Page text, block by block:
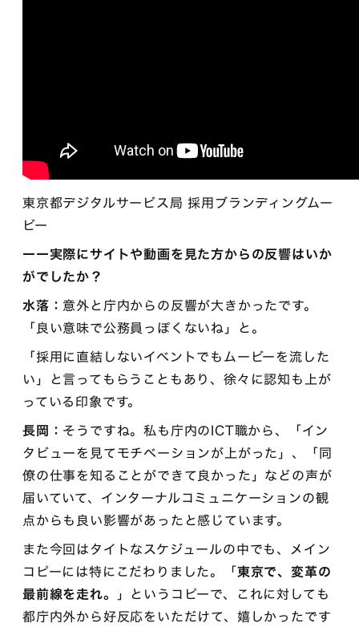
東京都デジタルサービス局 採用ブランディングムー
ビー
ーー実際にサイトや動画を見た方からの反響はいか
がでしたか？
水落： 意外と庁内からの反響が大きかったです。
「良い意味で公務員っぽくないね」と。
「採用に直結しないイベントでもムービーを流した
い」と言ってもらうこともあり、徐々に認知も上が
っている印象です。
長岡： そうですね。私も庁内のICT職から、「イン
タビューを見てモチベーションが上がった」、「同
僚の仕事を知ることができて良かった」などの声が
届いていて、インターナルコミュニケーションの観
点からも良い影響があったと感じています。
また今回はタイトなスケジュールの中でも、メイン
コピーには特にこだわりました。「東京で、変革の
最前線を走れ。 」というコピーで、これに対しても
都庁内外から好反応をいただけて、嬉しかったです